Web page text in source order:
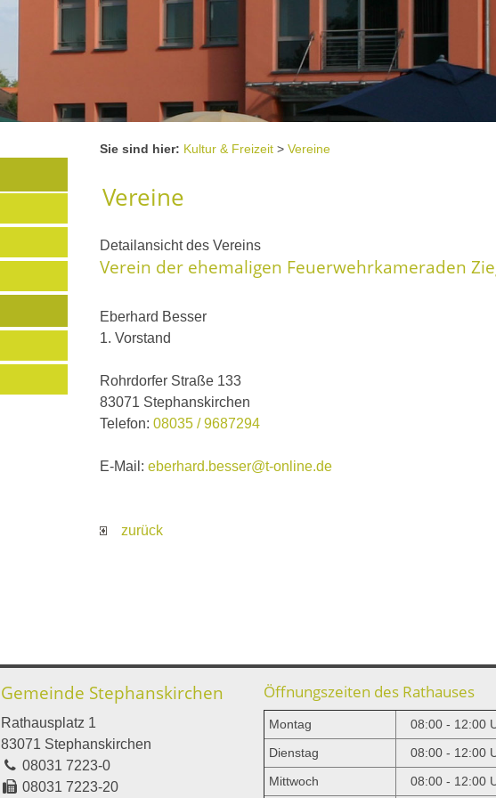
Sie sind hier: Kultur & Freizeit > Vereine
Vereine
Detailansicht des Vereins
Verein der ehemaligen Feuerwehrkameraden
Eberhard Besser
1. Vorstand
Rohrdorfer Straße 133
83071 Stephanskirchen
Telefon: 08035 / 9687294
E-Mail: eberhard.besser@t-online.de
zurück
Gemeinde Stephanskirchen
Rathausplatz 1
83071 Stephanskirchen
08031 7223-0
08031 7223-20
Öffnungszeiten des Rathauses
Montag 08:00 - 12:00
Dienstag
08:00 - 12:00
Mittwoch
08:00 - 12:00